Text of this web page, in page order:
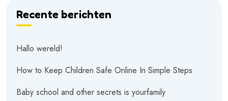
Recente berichten
Hallo wereld!
How to Keep Children Safe Online In Simple Steps
Baby school and other secrets is yourfamily